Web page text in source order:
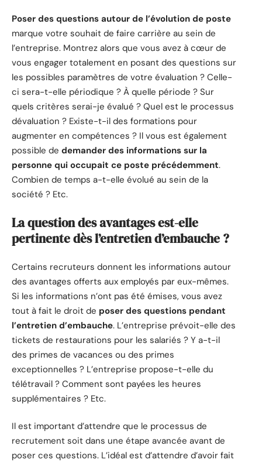
Poser des questions autour de l’évolution de poste
marque votre souhait de faire carrière au sein de
l’entreprise. Montrez alors que vous avez à cœur de
vous engager totalement en posant des questions sur
les possibles paramètres de votre évaluation ? Celle-
ci sera-t-elle périodique ? À quelle période ? Sur
quels critères serai-je évalué ? Quel est le processus
dévaluation ? Existe-t-il des formations pour
augmenter en compétences ? Il vous est également
possible de demander des informations sur la
personne qui occupait ce poste précédemment.
Combien de temps a-t-elle évolué au sein de la
société ? Etc.
La question des avantages est-elle
pertinente dès l’entretien d’embauche ?
Certains recruteurs donnent les informations autour
des avantages offerts aux employés par eux-mêmes.
Si les informations n’ont pas été émises, vous avez
tout à fait le droit de poser des questions pendant
l’entretien d’embauche. L’entreprise prévoit-elle des
tickets de restaurations pour les salariés ? Y a-t-il
des primes de vacances ou des primes
exceptionnelles ? L’entreprise propose-t-elle du
télétravail ? Comment sont payées les heures
supplémentaires ? Etc.
Il est important d’attendre que le processus de
recrutement soit dans une étape avancée avant de
poser ces questions. L’idéal est d’attendre d’avoir fait